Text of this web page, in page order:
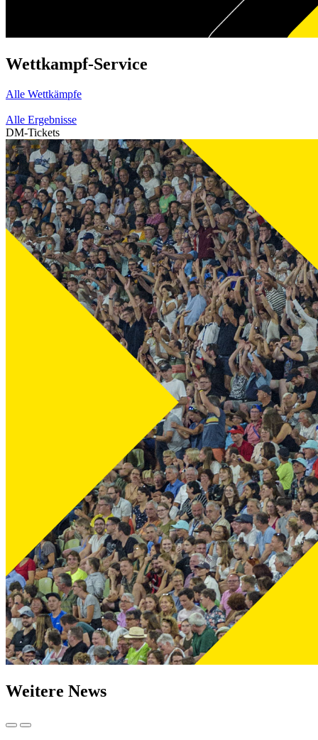
Wettkampf-Service
Alle Wettkämpfe
Alle Ergebnisse
DM-Tickets
Weitere News